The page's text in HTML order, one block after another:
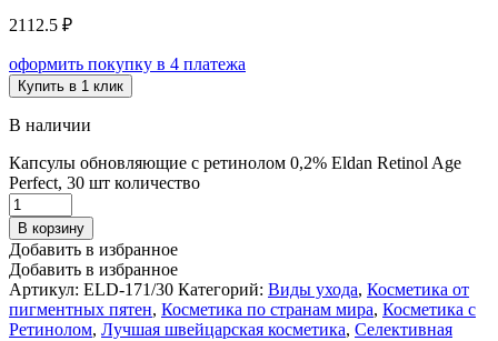
2112.5 ₽
оформить покупку в 4 платежа
Купить в 1 клик
В наличии
Капсулы обновляющие с ретинолом 0,2% Eldan Retinol Age
Perfect, 30 шт количество
В корзину
Добавить в избранное
Добавить в избранное
Артикул: ELD-171/30 Категорий: Виды ухода, Косметика от
пигментных пятен, Косметика по странам мира, Косметика с
Ретинолом, Лучшая швейцарская косметика, Селективная